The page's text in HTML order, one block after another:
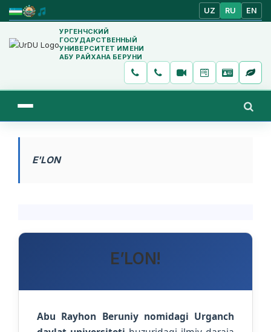
UZ RU EN
УРГЕНЧСКИЙ
ГОСУДАРСТВЕННЫЙ
УНИВЕРСИТЕТ ИМЕНИ
АБУ РАЙХАНА БЕРУНИ
E'LON
E’LON!
Abu Rayhon Beruniy nomidagi Urganch